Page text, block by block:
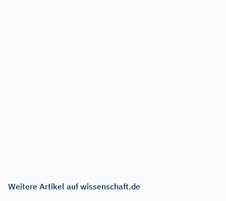
Weitere Artikel auf wissenschaft.de